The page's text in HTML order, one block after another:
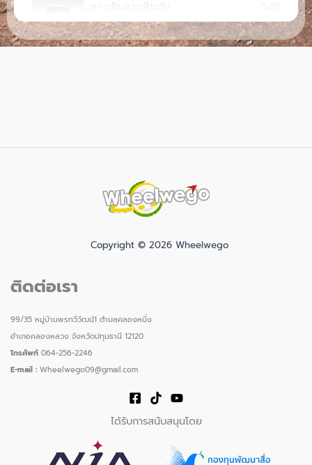
ทางเดินลานหินปุ่ม 0:16
Copyright © 2026 Wheelwego
ติดต่อเรา
99/35 หมู่บ้านพรทวีวัฒน์1 ตำบลคลองหนึ่ง
อำเภอคลองหลวง จังหวัดปทุมธานี 12120
โทรศัพท์ 064-256-2246
E-mail : Wheelwego09@gmail.com
ได้รับการสนับสนุนโดย